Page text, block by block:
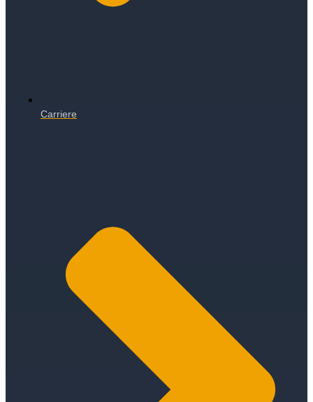
Carriere